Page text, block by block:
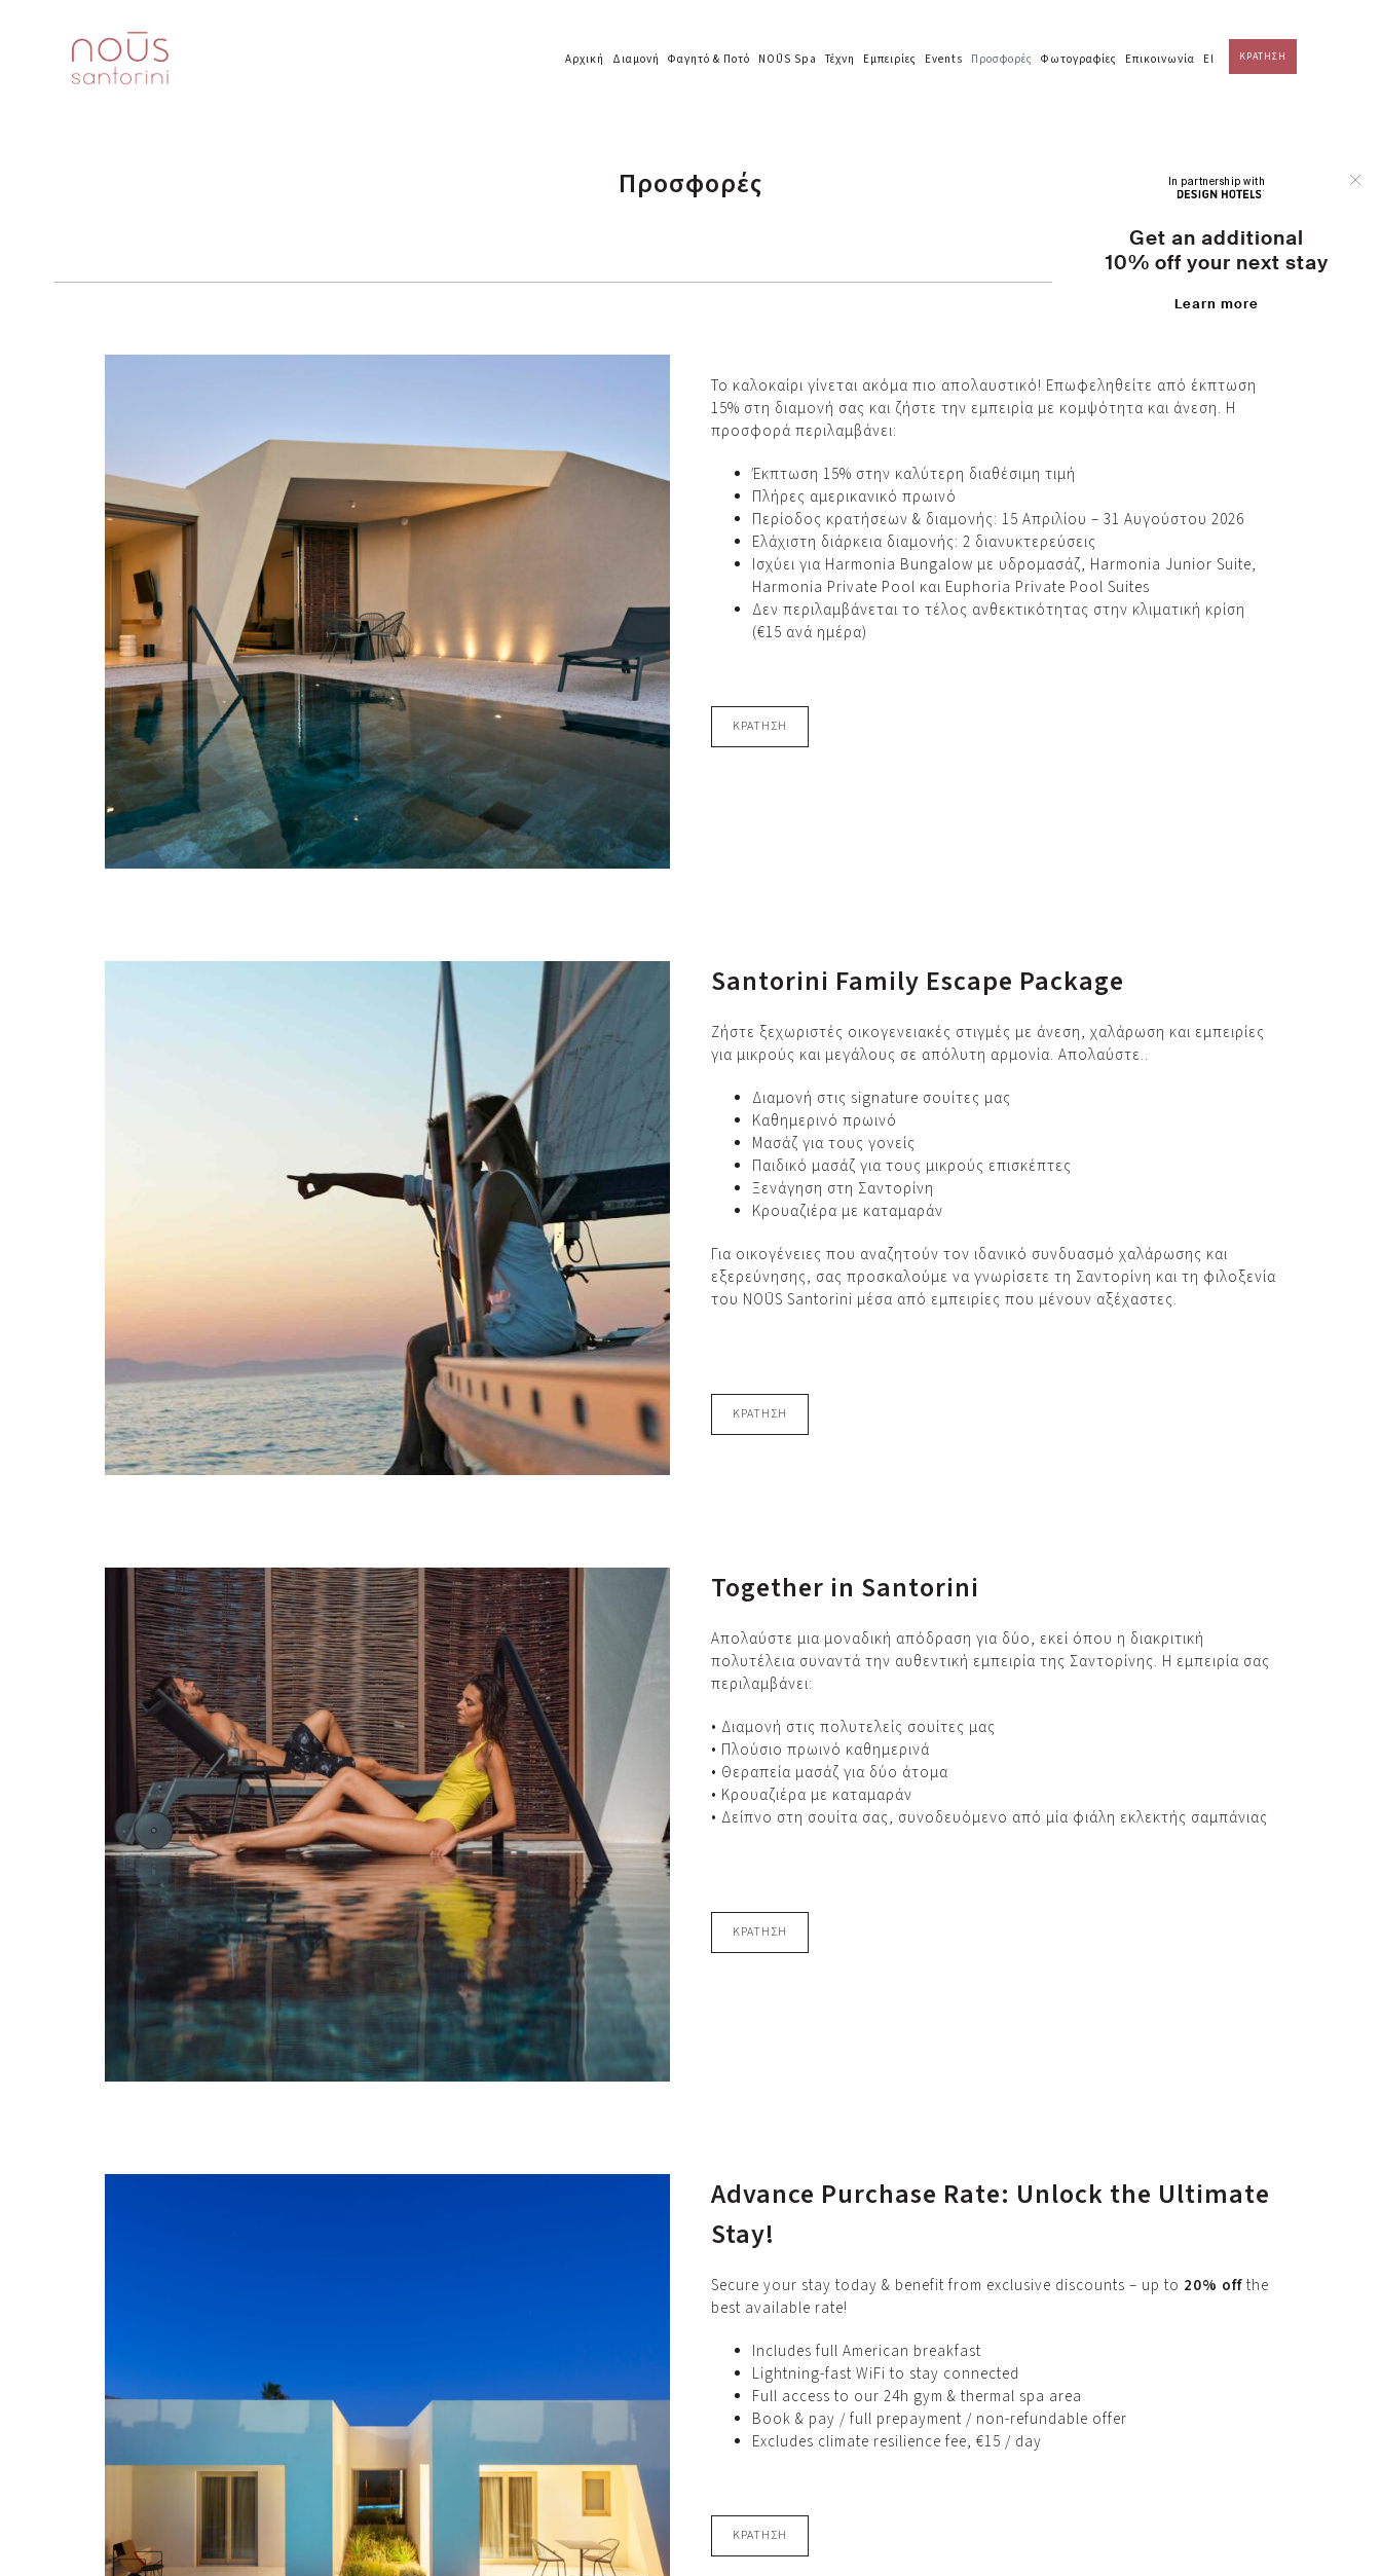
Αρχική Διαμονή Φαγητό & Ποτό NOŪS Spa Τέχνη Εμπειρίες Events Προσφορές Φωτογραφίες Επικοινωνία El ΚΡΑΤΗΣΗ
Προσφορές
Το καλοκαίρι γίνεται ακόμα πιο απολαυστικό! Επωφεληθείτε από έκπτωση
15% στη διαμονή σας και ζήστε την εμπειρία με κομψότητα και άνεση. Η
προσφορά περιλαμβάνει:
Έκπτωση 15% στην καλύτερη διαθέσιμη τιμή
Πλήρες αμερικανικό πρωινό
Περίοδος κρατήσεων & διαμονής: 15 Απριλίου – 31 Αυγούστου 2026
Ελάχιστη διάρκεια διαμονής: 2 διανυκτερεύσεις
Ισχύει για Harmonia Bungalow με υδρομασάζ, Harmonia Junior Suite,
Harmonia Private Pool και Euphoria Private Pool Suites
Δεν περιλαμβάνεται το τέλος ανθεκτικότητας στην κλιματική κρίση
(€15 ανά ημέρα)
ΚΡΑΤΗΣΗ
Santorini Family Escape Package
Ζήστε ξεχωριστές οικογενειακές στιγμές με άνεση, χαλάρωση και εμπειρίες
για μικρούς και μεγάλους σε απόλυτη αρμονία. Απολαύστε..
Διαμονή στις signature σουίτες μας
Καθημερινό πρωινό
Μασάζ για τους γονείς
Παιδικό μασάζ για τους μικρούς επισκέπτες
Ξενάγηση στη Σαντορίνη
Κρουαζιέρα με καταμαράν
Για οικογένειες που αναζητούν τον ιδανικό συνδυασμό χαλάρωσης και
εξερεύνησης, σας προσκαλούμε να γνωρίσετε τη Σαντορίνη και τη φιλοξενία
του NOŪS Santorini μέσα από εμπειρίες που μένουν αξέχαστες.
ΚΡΑΤΗΣΗ
Together in Santorini
Απολαύστε μια μοναδική απόδραση για δύο, εκεί όπου η διακριτική
πολυτέλεια συναντά την αυθεντική εμπειρία της Σαντορίνης. Η εμπειρία σας
περιλαμβάνει:
• Διαμονή στις πολυτελείς σουίτες μας
• Πλούσιο πρωινό καθημερινά
• Θεραπεία μασάζ για δύο άτομα
• Κρουαζιέρα με καταμαράν
• Δείπνο στη σουίτα σας, συνοδευόμενο από μία φιάλη εκλεκτής σαμπάνιας
ΚΡΑΤΗΣΗ
Advance Purchase Rate: Unlock the Ultimate
Stay!
Secure your stay today & benefit from exclusive discounts – up to 20% offthe
best available rate!
Includes full American breakfast
Lightning-fast WiFi to stay connected
Full access to our 24h gym & thermal spa area
Book & pay / full prepayment / non-refundable offer
Excludes climate resilience fee, €15 / day
ΚΡΑΤΗΣΗ
In partnership with
Get an additional
10% off your next stay
Learn more